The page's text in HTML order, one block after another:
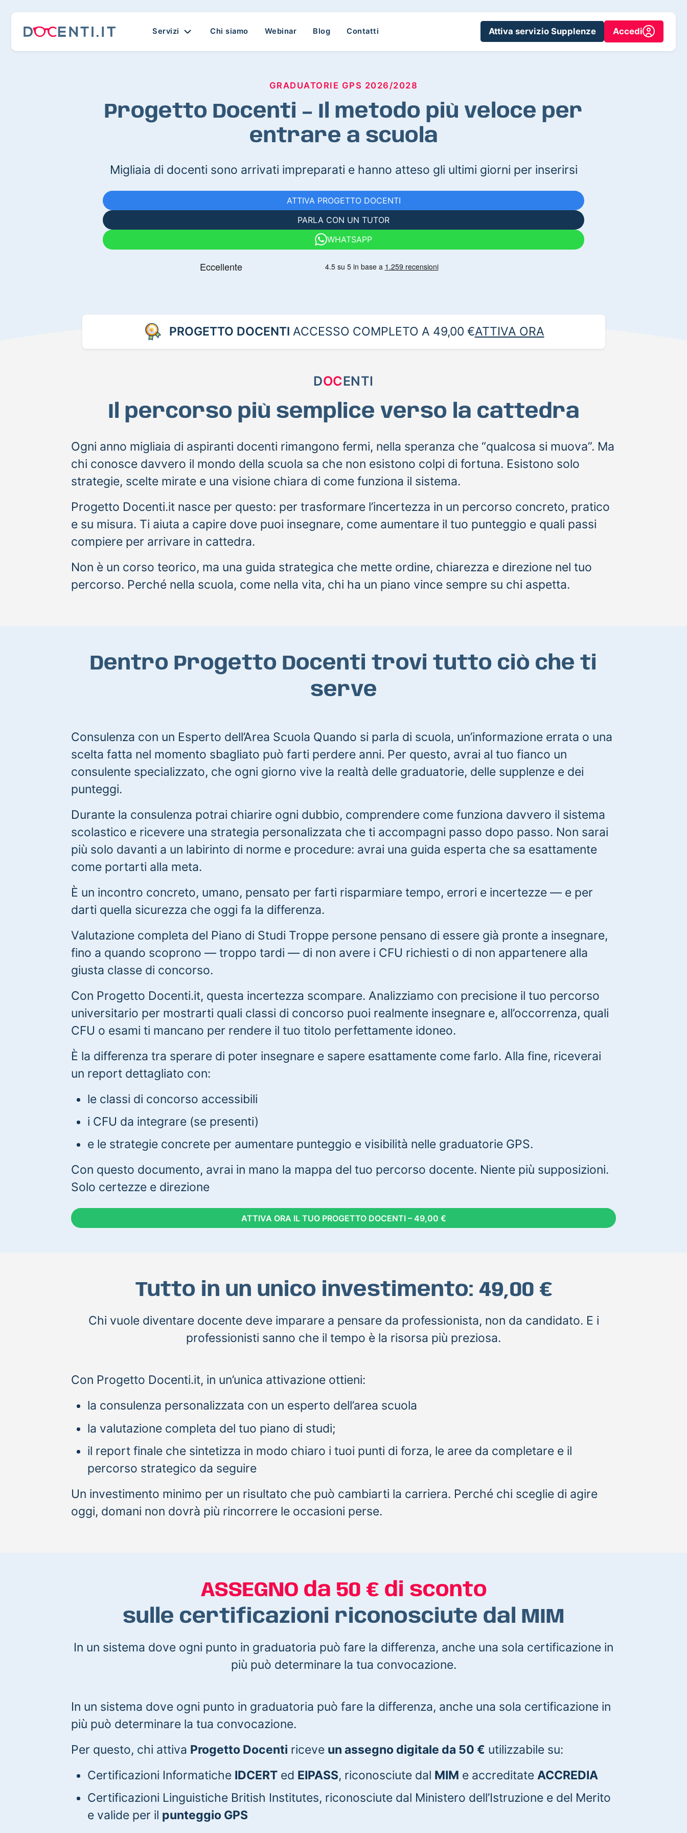
Servizi Chi siamo Webinar Blog Contatti Attiva servizio Supplenze Accedi
GRADUATORIE GPS 2026/2028
Progetto Docenti – Il metodo più veloce per
entrare a scuola
Migliaia di docenti sono arrivati impreparati e hanno atteso gli ultimi giorni per inserirsi
ATTIVA PROGETTO DOCENTI
PARLA CON UN TUTOR
WHATSAPP
PROGETTO DOCENTI ACCESSO COMPLETO A 49,00 €ATTIVA ORA
DOCENTI
Il percorso più semplice verso la cattedra
Ogni anno migliaia di aspiranti docenti rimangono fermi, nella speranza che “qualcosa si muova”. Ma
chi conosce davvero il mondo della scuola sa che non esistono colpi di fortuna. Esistono solo
strategie, scelte mirate e una visione chiara di come funziona il sistema.
Progetto Docenti.it nasce per questo: per trasformare l’incertezza in un percorso concreto, pratico
e su misura. Ti aiuta a capire dove puoi insegnare, come aumentare il tuo punteggio e quali passi
compiere per arrivare in cattedra.
Non è un corso teorico, ma una guida strategica che mette ordine, chiarezza e direzione nel tuo
percorso. Perché nella scuola, come nella vita, chi ha un piano vince sempre su chi aspetta.
Dentro Progetto Docenti trovi tutto ciò che ti
serve
Consulenza con un Esperto dell’Area Scuola Quando si parla di scuola, un’informazione errata o una
scelta fatta nel momento sbagliato può farti perdere anni. Per questo, avrai al tuo fianco un
consulente specializzato, che ogni giorno vive la realtà delle graduatorie, delle supplenze e dei
punteggi.
Durante la consulenza potrai chiarire ogni dubbio, comprendere come funziona davvero il sistema
scolastico e ricevere una strategia personalizzata che ti accompagni passo dopo passo. Non sarai
più solo davanti a un labirinto di norme e procedure: avrai una guida esperta che sa esattamente
come portarti alla meta.
È un incontro concreto, umano, pensato per farti risparmiare tempo, errori e incertezze — e per
darti quella sicurezza che oggi fa la differenza.
Valutazione completa del Piano di Studi Troppe persone pensano di essere già pronte a insegnare,
fino a quando scoprono — troppo tardi — di non avere i CFU richiesti o di non appartenere alla
giusta classe di concorso.
Con Progetto Docenti.it, questa incertezza scompare. Analizziamo con precisione il tuo percorso
universitario per mostrarti quali classi di concorso puoi realmente insegnare e, all’occorrenza, quali
CFU o esami ti mancano per rendere il tuo titolo perfettamente idoneo.
È la differenza tra sperare di poter insegnare e sapere esattamente come farlo. Alla fine, riceverai
un report dettagliato con:
le classi di concorso accessibili
i CFU da integrare (se presenti)
e le strategie concrete per aumentare punteggio e visibilità nelle graduatorie GPS.
Con questo documento, avrai in mano la mappa del tuo percorso docente. Niente più supposizioni.
Solo certezze e direzione
ATTIVA ORA IL TUO PROGETTO DOCENTI – 49,00 €
Tutto in un unico investimento: 49,00 €
Chi vuole diventare docente deve imparare a pensare da professionista, non da candidato. E i
professionisti sanno che il tempo è la risorsa più preziosa.
Con Progetto Docenti.it, in un’unica attivazione ottieni:
la consulenza personalizzata con un esperto dell’area scuola
la valutazione completa del tuo piano di studi;
il report finale che sintetizza in modo chiaro i tuoi punti di forza, le aree da completare e il
percorso strategico da seguire
Un investimento minimo per un risultato che può cambiarti la carriera. Perché chi sceglie di agire
oggi, domani non dovrà più rincorrere le occasioni perse.
ASSEGNO da 50 € di sconto
sulle certificazioni riconosciute dal MIM
In un sistema dove ogni punto in graduatoria può fare la differenza, anche una sola certificazione in
più può determinare la tua convocazione.
In un sistema dove ogni punto in graduatoria può fare la differenza, anche una sola certificazione in
più può determinare la tua convocazione.
Per questo, chi attiva Progetto Docenti riceve un assegno digitale da 50 € utilizzabile su:
Certificazioni Informatiche IDCERT ed EIPASS, riconosciute dal MIM e accreditate ACCREDIA
Certificazioni Linguistiche British Institutes, riconosciute dal Ministero dell’Istruzione e del Merito
e valide per il punteggio GPS